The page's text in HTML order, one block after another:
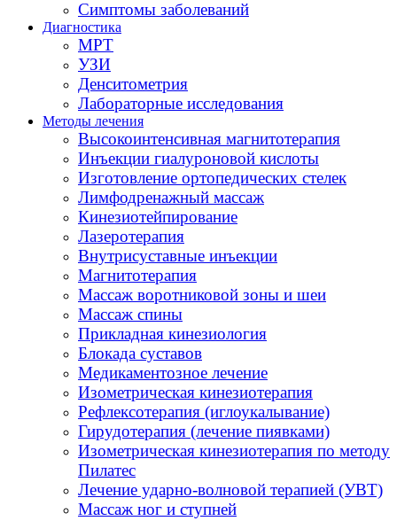
Симптомы заболеваний
Диагностика
МРТ
УЗИ
Денситометрия
Лабораторные исследования
Методы лечения
Высокоинтенсивная магнитотерапия
Инъекции гиалуроновой кислоты
Изготовление ортопедических стелек
Лимфодренажный массаж
Кинезиотейпирование
Лазеротерапия
Внутрисуставные инъекции
Магнитотерапия
Массаж воротниковой зоны и шеи
Массаж спины
Прикладная кинезиология
Блокада суставов
Медикаментозное лечение
Изометрическая кинезиотерапия
Рефлексотерапия (иглоукалывание)
Гирудотерапия (лечение пиявками)
Изометрическая кинезиотерапия по методу
Пилатес
Лечение ударно-волновой терапией (УВТ)
Массаж ног и ступней